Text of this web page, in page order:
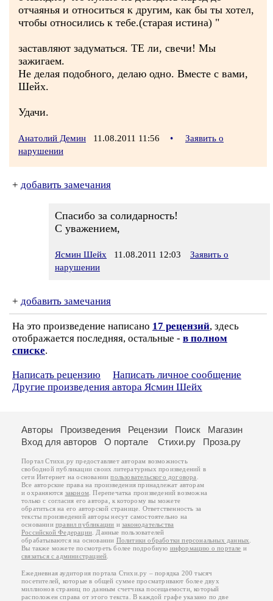
отчаянья и относиться к другим, как бы ты хотел,
чтобы относились к тебе.(старая истина) "
заставляют задуматься. ТЕ ли, свечи! Мы
зажигаем.
Не делая подобного, делаю одно. Вместе с вами,
Шейх.
Удачи.
Анатолий Демин 11.08.2011 11:56 •
Заявить о
нарушении
+ добавить замечания
Спасибо за солидарность!
С уважением,
Ясмин Шейх 11.08.2011 12:03
Заявить о
нарушении
+ добавить замечания
На это произведение написано 17 рецензий, здесь
отображается последняя, остальные - в полном
списке.
Написать рецензию
Написать личное сообщение
Другие произведения автора Ясмин Шейх
Авторы Произведения Рецензии Поиск
Магазин
Вход для авторов
О портале Стихи.ру Проза.ру
Портал Стихи.ру предоставляет авторам возможность
свободной публикации своих литературных произведений в
сети Интернет на основаниипользовательского договора
Все авторские права на произведения принадлежат авторам
и охраняются законом . Перепечатка произведений возможна
только с согласия его автора, к которому вы можете
обратиться на его авторской странице. Ответственность за
тексты произведений авторы несут самостоятельно на
основанииправил публикации изаконодательства
Российской Федерации . Данные пользователей
обрабатываются на основании Политики обработки персональных данных
Вы также можете посмотреть более подробную информацию о портале и
связаться с администрацией
Ежедневная аудитория портала Стихи.ру – порядка 200 тысяч
посетителей, которые в общей сумме просматривают более двух
миллионов страниц по данным счетчика посещаемости, который
расположен справа от этого текста. В каждой графе указано по две